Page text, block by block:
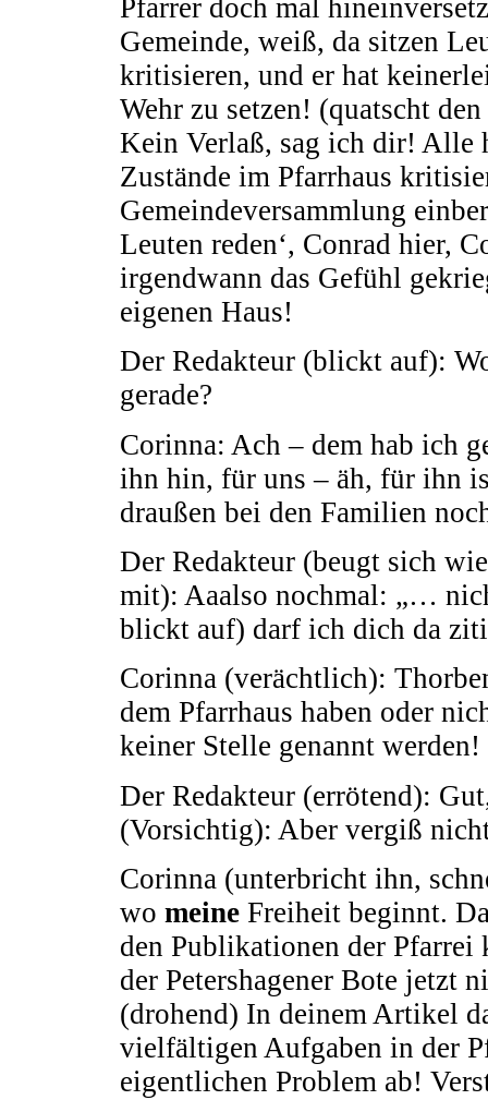
Pfarrer doch mal
Gemeinde, weiß, da sitzen
kritisieren, und er hat
Wehr zu setzen! (quatscht
Kein Verlaß, sag ich dir! Alle
Zustände im Pfarrhaus
Gemeindeversammlung
Leuten reden‘, Conrad hier,
irgendwann das Gefühl
eigenen Haus!
Der Redakteur (blickt auf):
gerade?
Corinna: Ach – dem hab ich
ihn hin, für uns – äh, für ihn
draußen bei den Familien
Der Redakteur (beugt sich
mit): Aaalso nochmal: „…
blickt auf) darf ich dich da
Corinna (verächtlich):
dem Pfarrhaus haben oder
keiner Stelle genannt werden!
Der Redakteur (errötend):
(Vorsichtig): Aber vergiß
Corinna (unterbricht ihn,
wo meineFreiheit beginnt.
den Publikationen der Pfarrei
der Petershagener Bote jetzt
(drohend) In deinem Artikel
vielfältigen Aufgaben in der
eigentlichen Problem ab!